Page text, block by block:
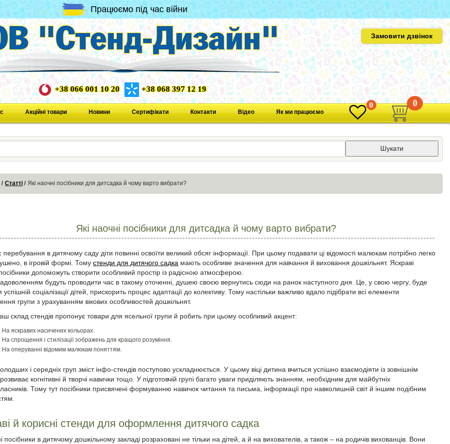
Працюємо під час війни
Замовити дзвінок
+38 066 001 10 20 +38 068 397 12 19
Акційні товари Новини Сертифікати Контакти Відео Як ми працюємо
0 0
Шукати
Статті Які наочні посібники для дитсадка й чому варто вибрати?
Які наочні посібники для дитсадка й чому варто вибрати?
перебування в дитячому саду діти повинні освоїти великий обсяг інформації. При цьому подавати ці відомості малюкам потрібно легко
в ігровій формі. Тому стенди для дитячого садка мають особливе значення для навчання й виховання дошкільнят. Яскраві
допоможуть створити особливий простір із радісною атмосферою.
задоволенням будуть проводити час в такому оточенні, душею своєю вернутись сюди на ранок наступного дня. Це, у свою чергу, буде
успішній соціалізації дітей, прискорить процес адаптації до колективу. Тому настільки важливо вдало підібрати всі елементи
групи з урахуванням вікових особливостей дошкільнят.
склад стендів пропонує товари для ясельної групи й робить при цьому особливий акцент:
На яскравих насичених кольорах.
На спрощення і стилізації зображень для кращого розуміння.
На оперуванні відомим малюкам поняттям.
і середніх груп зміст інфо-стендів поступово ускладнюється. У цьому віці дитина вчиться успішно взаємодіяти із зовнішнім
когнітивні й творчі навички тощо. У підготовчій групі багато уваги приділяють знанням, необхідним для майбутніх
Тому тут посібники присвячені формуванню навичок читання та письма, інформації про навколишній світ й іншим подібним
й корисні стенди для оформлення дитячого садка
посібники в дитячому дошкільному закладі розраховані не тільки на дітей, а й на вихователів, а також – на родичів вихованців. Вони